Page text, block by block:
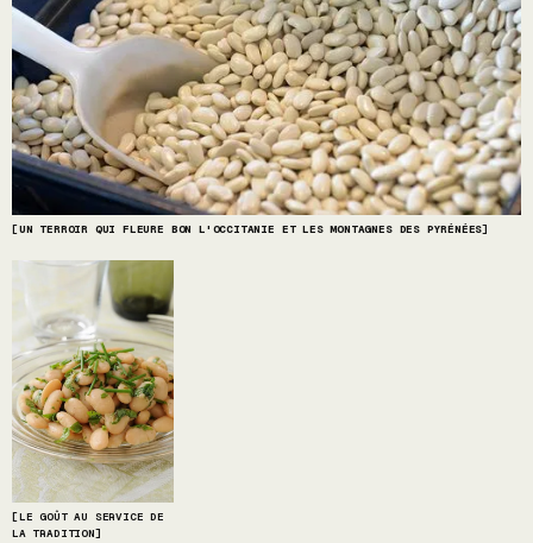
[UN TERROIR QUI FLEURE BON L'OCCITANIE ET LES MONTAGNES DES PYRÉNÉES]
[LE GOÛT AU SERVICE DE
LA TRADITION]